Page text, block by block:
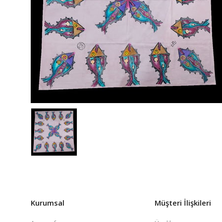
Kurumsal Müşteri İlişkileri